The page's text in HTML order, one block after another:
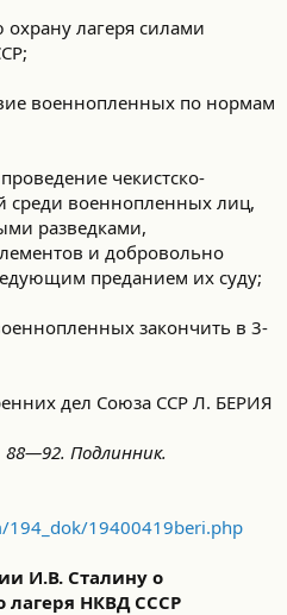
лагеря силами
военнопленных по нормам
чекистско-
среди военнопленных лиц,
разведками,
и добровольно
преданием их суду;
закончить в 3-
дел Союза ССР Л. БЕРИЯ
Подлинник.
19400419beri.php
И.В. Сталину о
лагеря НКВД СССР